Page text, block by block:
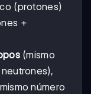
(protones)
+
(mismo
número